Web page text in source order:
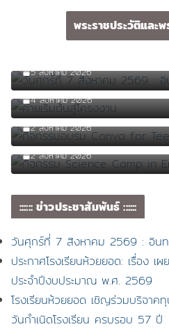
พระราชประวัติและ
5 สิงหาคม 2026
ค่ายเริ่มต้นสู่โครงงาน
4 สิงหาคม 2026
กิจกรรมอบรม Canva for
2 สิงหาคม 2026
กิจกรรม Science Camp in
2 สิงหาคม 2026
:::::: ข่าวประชาสัมพันธ์ ::::::
วันศุกร์ที่ 7 สิงหาคม 2569 : อิน
ประกาศโรงเรียนห้วยยอด: เรื่อง เ
ประจำปีงบประมาณ พ.ศ. 2569
โรงเรียนห้วยยอด เชิญร่วมบริจาค
วันกำเนิดโรงเรียน ครบรอบ 57 ปี